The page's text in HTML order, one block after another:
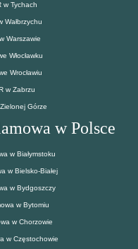
w Tychach
Wałbrzychu
Warszawie
Włocławku
Wrocławiu
w Zabrzu
Górze
w Polsce
w Białymstoku
w Bielsko-Białej
w Bydgoszczy
w Bytomiu
w Chorzowie
w Częstochowie